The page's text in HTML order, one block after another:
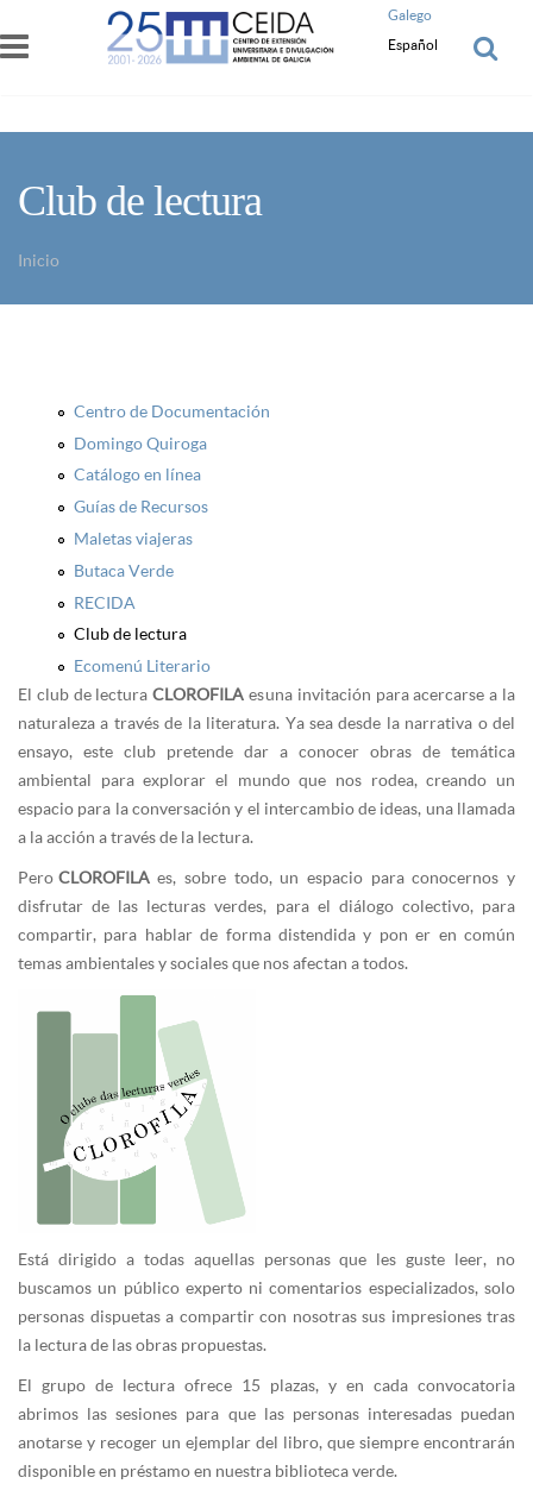
Pasar al contenido principal
Galego
Español
Club de lectura
Inicio
Centro de Documentación
Domingo Quiroga
Catálogo en línea
Guías de Recursos
Maletas viajeras
Butaca Verde
RECIDA
Club de lectura
Ecomenú Literario
El club de lecturaCLOROFILAes una invitación para acercarse a la
naturaleza a través de la literatura. Ya sea desde la narrativa o del
ensayo, este club pretende dar a conocer obras de temática
ambiental para explorar el mundo que nos rodea, creando un
espacio para la conversación y el intercambio de ideas, una llamada
a la acción a través de la lectura.
Pero CLOROFILAes, sobre todo, un espacio para conocernos y
disfrutar de las lecturas verdes, para el diálogo colectivo, para
compartir, para hablar de forma distendida y pon er en común
temas ambientales y sociales que nos afectan a todos.
Está dirigido a todas aquellas personas que les guste leer, no
buscamos un público experto ni comentarios especializados, solo
personas dispuetas a compartir con nosotras sus impresiones tras
la lectura de las obras propuestas.
El grupo de lectura ofrece 15 plazas, y en cada convocatoria
abrimos las sesiones para que las personas interesadas puedan
anotarse y recoger un ejemplar del libro, que siempre encontrarán
disponible en préstamo en nuestra biblioteca verde.